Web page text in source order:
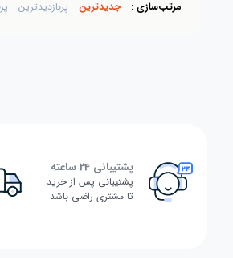
مرتب‌سازی : جدیدترین پربازدیدترین
پشتیبانی 24 ساعته
پشتیبانی پس از خرید
تا مشتری راضی باشد